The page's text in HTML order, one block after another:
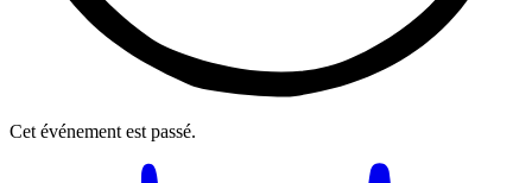
Cet événement est passé.